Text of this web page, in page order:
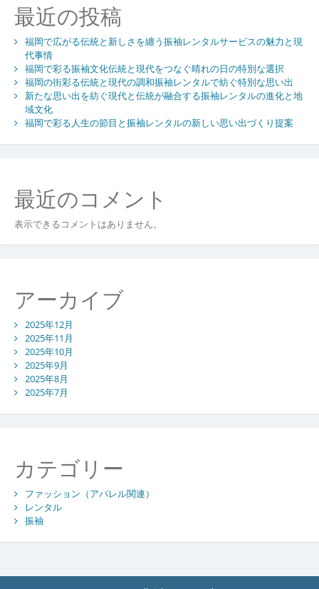
ン
タ
ル
記
憶
に
残
特
一
日
を
最近の投稿
福岡で広がる伝統と新しさを纏う振袖レンタルサービスの魅力と現
代事情
福岡で彩る振袖文化伝統と現代をつなぐ晴れの日の特別な選択
福岡の街彩る伝統と現代の調和振袖レンタルで紡ぐ特別な思い出
新たな思い出を紡ぐ現代と伝統が融合する振袖レンタルの進化と地
域文化
福岡で彩る人生の節目と振袖レンタルの新しい思い出づくり提案
最近のコメント
表示できるコメントはありません。
アーカイブ
2025年12月
2025年11月
2025年10月
2025年9月
2025年8月
2025年7月
カテゴリー
ファッション（アパレル関連）
レンタル
振袖